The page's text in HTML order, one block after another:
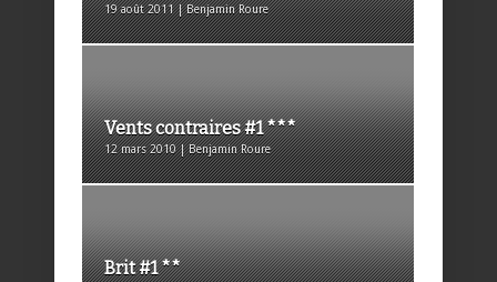
19 août 2011 | Benjamin Roure
Vents contraires #1 ***
12 mars 2010 | Benjamin Roure
Brit #1 **